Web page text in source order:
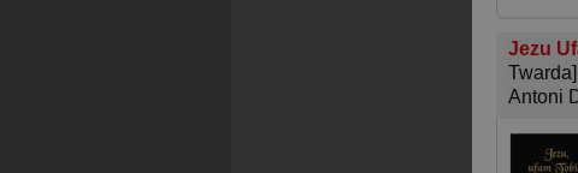
Jezu
Twarda]
Antoni